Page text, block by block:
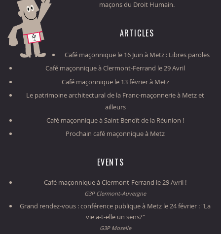
maçons du Droit Humain.
ARTICLES
Café maçonnique le 16 Juin à Metz : Libres paroles
Café maçonnique à Clermont-Ferrand le 29 Avril
Café maçonnique le 13 février à Metz
Le patrimoine architectural de la Franc-maçonnerie à Metz et
ailleurs
Café maçonnique à Saint Benoît de la Réunion !
Prochain café maçonnique à Metz
EVENTS
Café maçonnique à Clermont-Ferrand le 29 Avril !
G3P Clermont-Auvergne
Grand rendez-vous : conférence publique à Metz le 24 février : "La
vie a-t-elle un sens?"
G3P Moselle